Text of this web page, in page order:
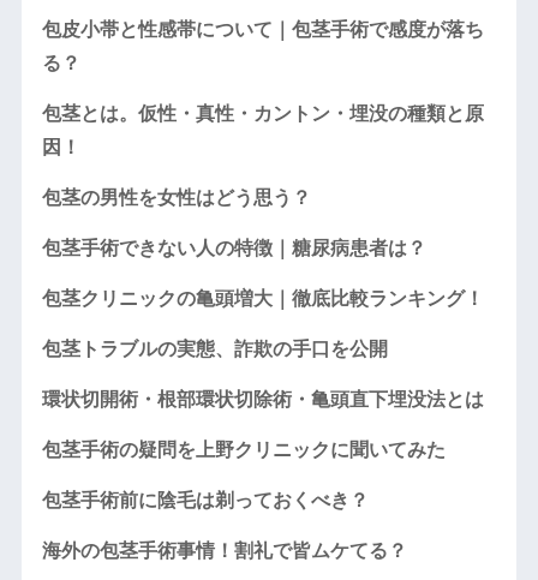
包皮小帯と性感帯について｜包茎手術で感度が落ち
る？
包茎とは。仮性・真性・カントン・埋没の種類と原
因！
包茎の男性を女性はどう思う？
包茎手術できない人の特徴｜糖尿病患者は？
包茎クリニックの亀頭増大｜徹底比較ランキング！
包茎トラブルの実態、詐欺の手口を公開
環状切開術・根部環状切除術・亀頭直下埋没法とは
包茎手術の疑問を上野クリニックに聞いてみた
包茎手術前に陰毛は剃っておくべき？
海外の包茎手術事情！割礼で皆ムケてる？